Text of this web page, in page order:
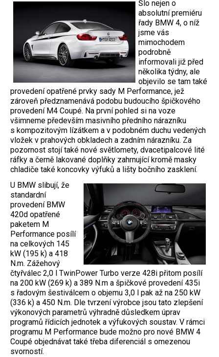
Šlo nejen o
absolutní premiéru
řady BMW 4, o níž
jsme vás
mimochodem
podrobně
informovali již před
několika týdny, ale
objevilo se tam také
provedení opatřené prvky sady M Performance, jež
zároveň předznamenává podobu budoucího špičkového
provedení M4 Coupé. Na první pohled si na voze
všimneme především masivního předního nárazníku
s kompozitovým lízátkem a v podobném duchu vedených
vložek v prahových obkladech a zadním nárazníku. Za
pozornost stojí také nové světlomety, dvacetipalcové lité
ráfky a černě lakované doplňky zahrnující kromě masky
chladiče také koncovky výfuků a lišty bočního zasklení.
U BMW slibují, že
standardní
provedení BMW
420d opatřené
paketem M
Performance posílí
na celkových 145
kW (195 k) a 418
N.m. Zážehový
čtyřválec 2,0 l TwinPower Turbo verze 428i přitom posílí
na 200 kW (269 k) a 389 N.m a špičkové provedení 435i
s řadovým šestiválcem o objemu 3,0 l pak až na 250 kW
(336 k) a 450 N.m. Dle tvrzení výrobce jsou tato zlepšení
výkonových parametrů výhradně důsledkem úprav
programů řídicích jednotek a výfukových soustav. V rámci
programu M Performance bude možno pro nové BMW 4
Coupé objednávat také třeba diferenciál s omezenou
svorností.